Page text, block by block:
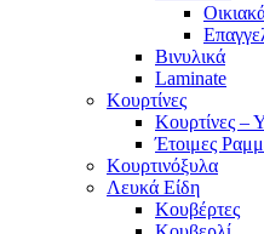
Βινυλικά
Laminate
Κουρτίνες
Κουρτίνες –
Έτοιμες
Κουρτινόξυλα
Λευκά Είδη
Κουβέρτες